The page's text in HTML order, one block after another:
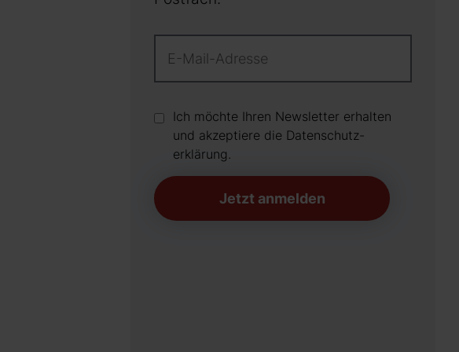
Ich möchte Ihren Newsletter erhalten
und akzeptiere die Datenschutz­
erklärung.
Jetzt anmelden